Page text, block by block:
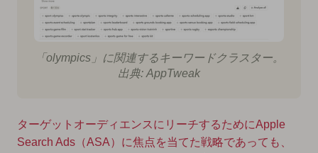
「olympics」に関連するキーワードクラスター。
出典: AppTweak
ターゲットオーディエンスにリーチするためにApple
Search Ads（ASA）に焦点を当てた戦略であっても、